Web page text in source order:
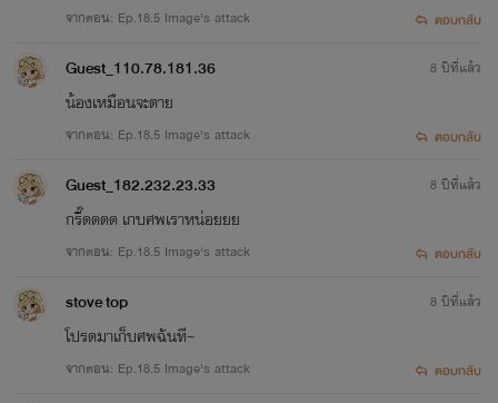
จากตอน: Ep.18.5 Image's attack ตอบกลับ
Guest_110.78.181.36
น้องเหมือนจะตาย
จากตอน: Ep.18.5 Image's attack
8 ปีที่แล้ว
ตอบกลับ
Guest_182.232.23.33
กรี๊ดดดด เกบศพเราหน่อยยย
จากตอน: Ep.18.5 Image's attack
8 ปีที่แล้ว
ตอบกลับ
stove top
โปรดมาเก็บศพฉันที~
จากตอน: Ep.18.5 Image's attack
8 ปีที่แล้ว
ตอบกลับ